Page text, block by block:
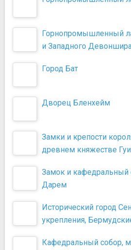
Горнопромышленный
и Западного
Город Бат
Дворец Бленхейм
Замки и крепости
древнем княжестве
Замок и кафедральный
Дарем
Исторический город
укрепления,
Кафедральный собор,